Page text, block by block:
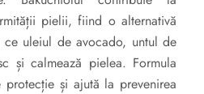
pielii, fiind o alternativă
uleiul de avocado, untul de
și calmează pielea. Formula
protecție și ajută la prevenirea